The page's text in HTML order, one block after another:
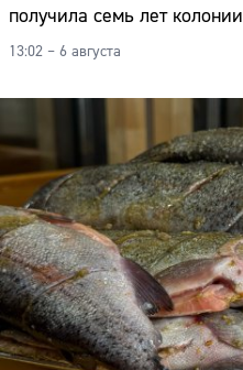
получила семь лет колонии
13:02 – 6 августа